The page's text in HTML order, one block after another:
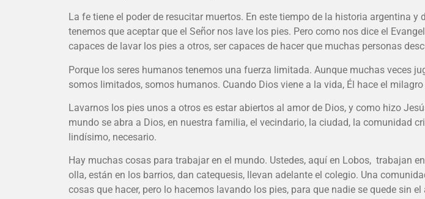
La fe tiene el poder de resucitar muertos. En este tiempo de la historia argentina y
tenemos que aceptar que el Señor nos lave los pies. Pero como nos dice el
capaces de lavar los pies a otros, ser capaces de hacer que muchas personas
Porque los seres humanos tenemos una fuerza limitada. Aunque muchas veces
somos limitados, somos humanos. Cuando Dios viene a la vida, Él hace el
Lavarnos los pies unos a otros es estar abiertos al amor de Dios, y como hizo
mundo se abra a Dios, en nuestra familia, el vecindario, la ciudad, la comunidad
lindísimo, necesario.
Hay muchas cosas para trabajar en el mundo. Ustedes, aquí en Lobos, trabajan
olla, están en los barrios, dan catequesis, llevan adelante el colegio. Una
cosas que hacer, pero lo hacemos lavando los pies, para que nadie se quede sin el